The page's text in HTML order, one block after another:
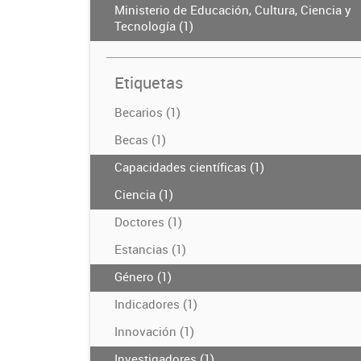
Ministerio de Educación, Cultura, Ciencia y
Tecnología (1)
Etiquetas
Becarios (1)
Becas (1)
Capacidades científicas (1)
Ciencia (1)
Doctores (1)
Estancias (1)
Género (1)
Indicadores (1)
Innovación (1)